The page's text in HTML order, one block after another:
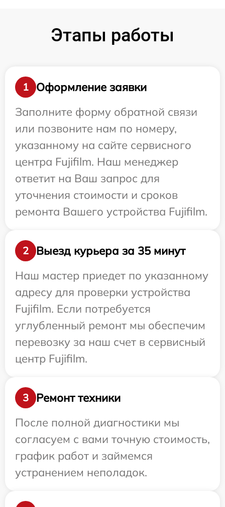
Этапы работы
1
Оформление заявки
Заполните форму обратной связи
или позвоните нам по номеру,
указанному на сайте сервисного
центра Fujifilm. Наш менеджер
ответит на Ваш запрос для
уточнения стоимости и сроков
ремонта Вашего устройства Fujifilm.
2
Выезд курьера за 35 минут
Наш мастер приедет по указанному
адресу для проверки устройства
Fujifilm. Если потребуется
углубленный ремонт мы обеспечим
перевозку за наш счет в сервисный
центр Fujifilm.
3
Ремонт техники
После полной диагностики мы
согласуем с вами точную стоимость,
график работ и займемся
устранением неполадок.